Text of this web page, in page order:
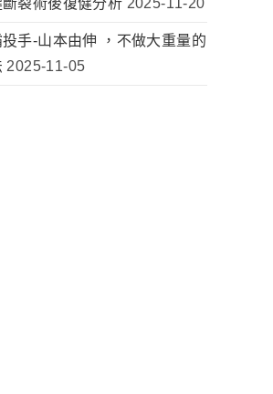
斷裂術後復健分析 2025-11-20
手-山本由伸 ，不做大重量的
2025-11-05